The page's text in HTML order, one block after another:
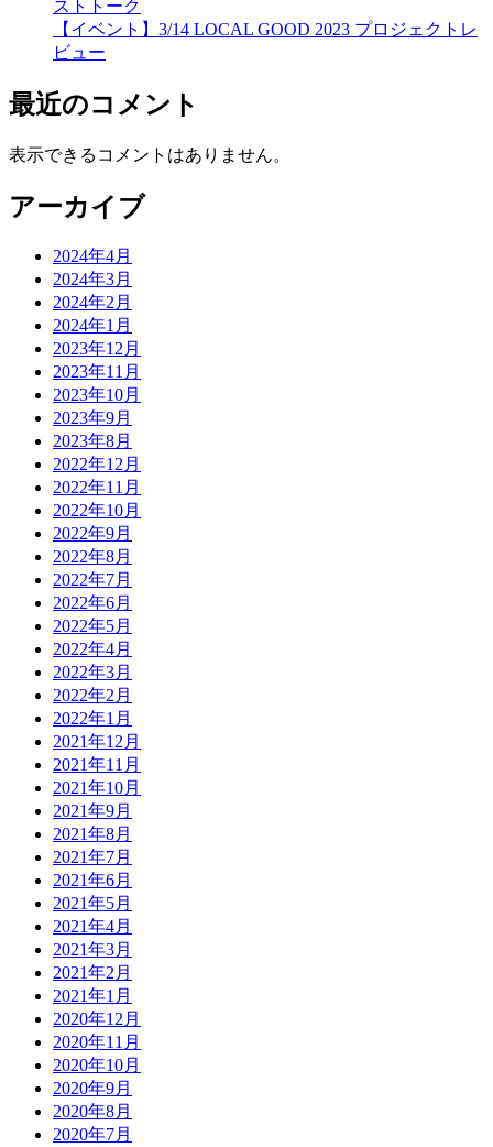
ストトーク
【イベント】3/14 LOCAL GOOD 2023 プロジェクトレ
ビュー
最近のコメント
表示できるコメントはありません。
アーカイブ
2024年4月
2024年3月
2024年2月
2024年1月
2023年12月
2023年11月
2023年10月
2023年9月
2023年8月
2022年12月
2022年11月
2022年10月
2022年9月
2022年8月
2022年7月
2022年6月
2022年5月
2022年4月
2022年3月
2022年2月
2022年1月
2021年12月
2021年11月
2021年10月
2021年9月
2021年8月
2021年7月
2021年6月
2021年5月
2021年4月
2021年3月
2021年2月
2021年1月
2020年12月
2020年11月
2020年10月
2020年9月
2020年8月
2020年7月